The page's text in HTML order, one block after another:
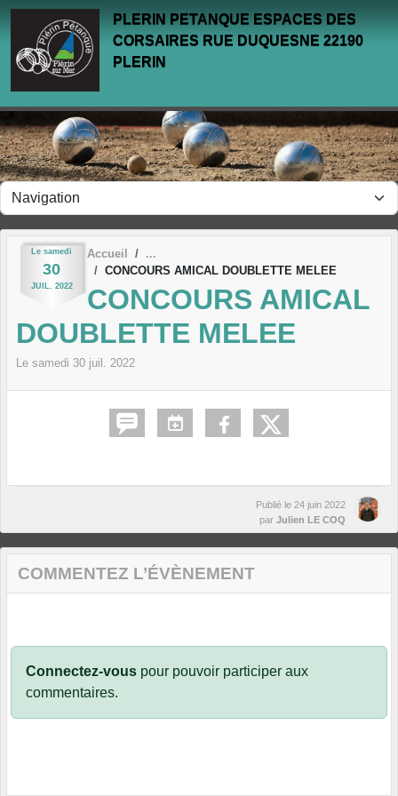
PLERIN PETANQUE ESPACES DES
CORSAIRES RUE DUQUESNE 22190
PLERIN
Le samedi
30
JUIL. 2022
Accueil
CONCOURS AMICAL DOUBLETTE MELEE
CONCOURS AMICAL
DOUBLETTE MELEE
Le samedi 30 juil. 2022
Publié le 24 juin 2022
par Julien LE COQ
COMMENTEZ L’ÉVÈNEMENT
Connectez-vous pour pouvoir participer aux
commentaires.
Panneau de gestion des cookies